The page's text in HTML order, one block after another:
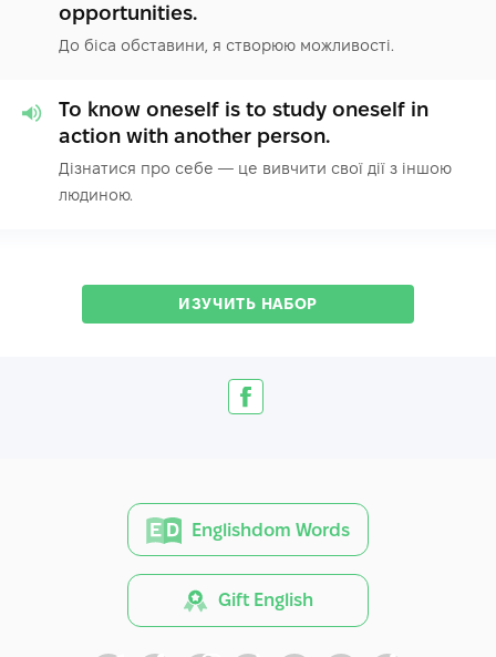
opportunities.
До біса обставини, я створюю можливості.
To know oneself is to study oneself in
action with another person.
Дізнатися про себе — це вивчити свої дії з іншою
людиною.
ИЗУЧИТЬ НАБОР
Englishdom Words
Gift English